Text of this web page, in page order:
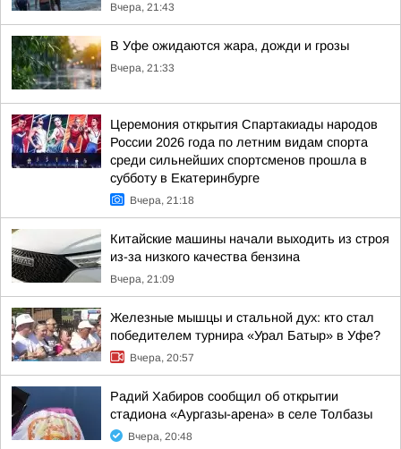
Вчера, 21:43
В Уфе ожидаются жара, дожди и грозы
Вчера, 21:33
Церемония открытия Спартакиады народов
России 2026 года по летним видам спорта
среди сильнейших спортсменов прошла в
субботу в Екатеринбурге
Вчера, 21:18
Китайские машины начали выходить из строя
из-за низкого качества бензина
Вчера, 21:09
Железные мышцы и стальной дух: кто стал
победителем турнира «Урал Батыр» в Уфе?
Вчера, 20:57
Радий Хабиров сообщил об открытии
стадиона «Аургазы-арена» в селе Толбазы
Вчера, 20:48